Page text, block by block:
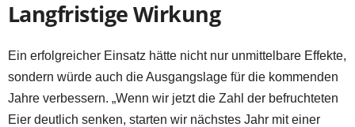
Langfristige Wirkung
Ein erfolgreicher Einsatz hätte nicht nur unmittelbare Effekte,
sondern würde auch die Ausgangslage für die kommenden
Jahre verbessern. „Wenn wir jetzt die Zahl der befruchteten
Eier deutlich senken, starten wir nächstes Jahr mit einer